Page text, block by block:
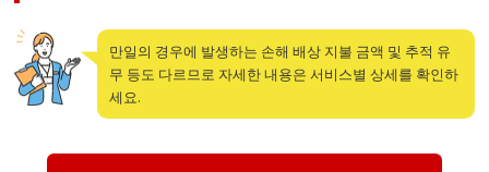
만일의 경우에 발생하는 손해 배상 지불 금액 및 추적 유
무 등도 다르므로 자세한 내용은 서비스별 상세를 확인하
세요.